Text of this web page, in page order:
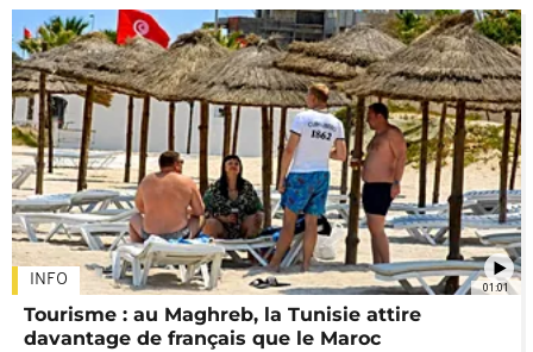
01:01
INFO
Tourisme : au Maghreb, la Tunisie attire
davantage de français que le Maroc